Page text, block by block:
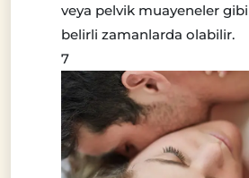
veya pelvik muayeneler gibi
belirli zamanlarda olabilir.
7